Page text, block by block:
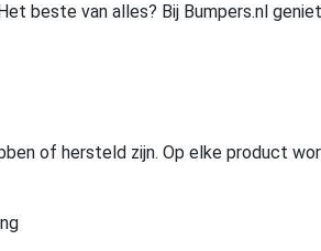
beste van alles? Bij Bumpers.nl
of hersteld zijn. Op elke product